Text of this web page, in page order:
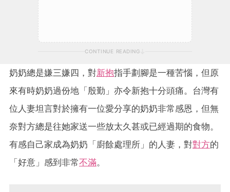
CONTINUE READING
奶奶總是嫌三嫌四，對新抱指手劃腳是一種苦惱，但原
來有時奶奶過份地「殷勤」亦令新抱十分頭痛。台灣有
位人妻坦言對於擁有一位愛分享的奶奶非常感恩，但無
奈對方總是往她家送一些放太久甚或已經過期的食物。
有感自己家成為奶奶「廚餘處理所」的人妻，對對方的
「好意」感到非常不滿。